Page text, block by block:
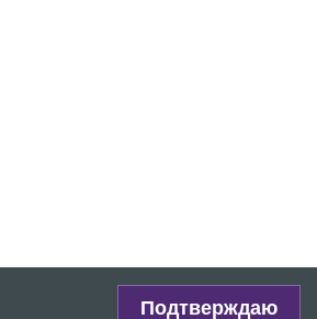
Подтверждаю